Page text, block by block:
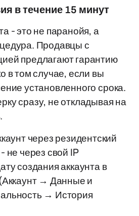
в течение 15 минут
- это не паранойя, а
Продавцы с
предлагают гарантию
в том случае, если вы
установленного срока.
сразу, не откладывая на
через резидентский
не через свой IP
создания аккаунта в
→ Данные и
→ История